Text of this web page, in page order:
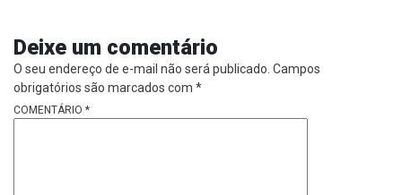
Deixe um comentário
O seu endereço de e-mail não será publicado. Campos
obrigatórios são marcados com *
COMENTÁRIO *